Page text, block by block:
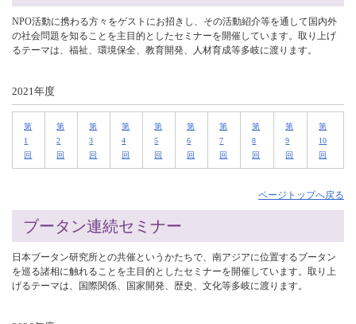
NPO活動に携わる方々をゲストにお招きし、その活動紹介等を通して国内外
の社会問題を知ることを主目的としたセミナーを開催しています。取り上げ
るテーマは、福祉、環境保全、教育開発、人材育成等多岐に渡ります。
2021年度
第
1
回
第
2
回
第
3
回
第
4
回
第
5
回
第
6
回
第
7
回
第
8
回
第
9
回
第
10
回
ページトップへ戻る
ブータン連続セミナー
日本ブータン研究所との共催というかたちで、南アジアに位置するブータン
を巡る諸相に触れることを主目的としたセミナーを開催しています。取り上
げるテーマは、国際関係、国家開発、歴史、文化等多岐に渡ります。